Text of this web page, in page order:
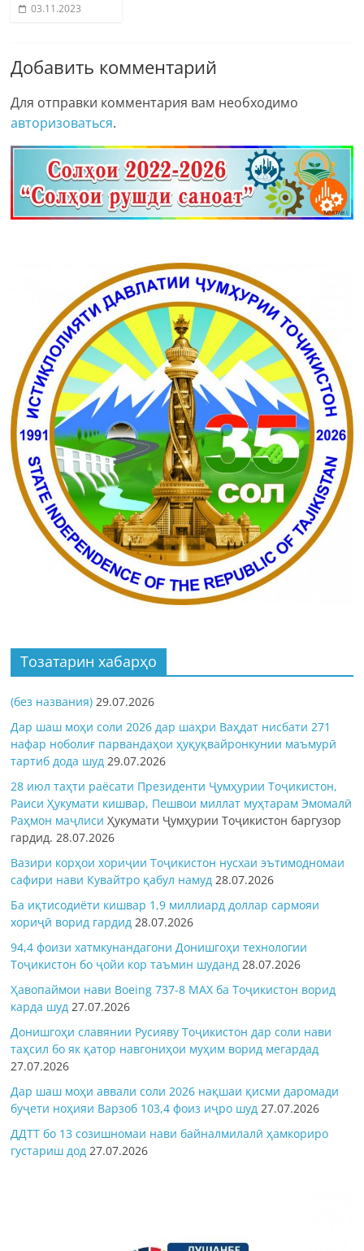
03.11.2023
Добавить комментарий
Для отправки комментария вам необходимо
авторизоваться.
Тозатарин хабарҳо
(без названия) 29.07.2026
Дар шаш моҳи соли 2026 дар шаҳри Ваҳдат нисбати 271
нафар ноболиғ парвандаҳои ҳуқуқвайронкунии маъмурӣ
тартиб дода шуд 29.07.2026
28 июл таҳти раёсати Президенти Ҷумҳурии Тоҷикистон,
Раиси Ҳукумати кишвар, Пешвои миллат муҳтарам Эмомалӣ
Раҳмон маҷлисиҲукумати Ҷумҳурии Тоҷикистон баргузор
гардид.28.07.2026
Вазири корҳои хориҷии Тоҷикистон нусхаи эътимодномаи
сафири нави Кувайтро қабул намуд 28.07.2026
Ба иқтисодиёти кишвар 1,9 миллиард доллар сармояи
хориҷӣ ворид гардид 28.07.2026
94,4 фоизи хатмкунандагони Донишгоҳи технологии
Тоҷикистон бо ҷойи кор таъмин шуданд 28.07.2026
Ҳавопаймои нави Boeing 737-8 MAX ба Тоҷикистон ворид
карда шуд 27.07.2026
Донишгоҳи славянии Русияву Тоҷикистон дар соли нави
таҳсил бо як қатор навгониҳои муҳим ворид мегардад
27.07.2026
Дар шаш моҳи аввали соли 2026 нақшаи қисми даромади
буҷети ноҳияи Варзоб 103,4 фоиз иҷро шуд 27.07.2026
ДДТТ бо 13 созишномаи нави байналмилалӣ ҳамкориро
густариш дод 27.07.2026